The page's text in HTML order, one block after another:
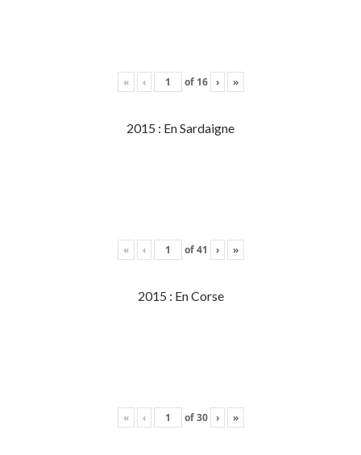
« ‹ of 16 › »
2015 : En Sardaigne
« ‹ of41 › »
2015 : En Corse
« ‹ of30 › »